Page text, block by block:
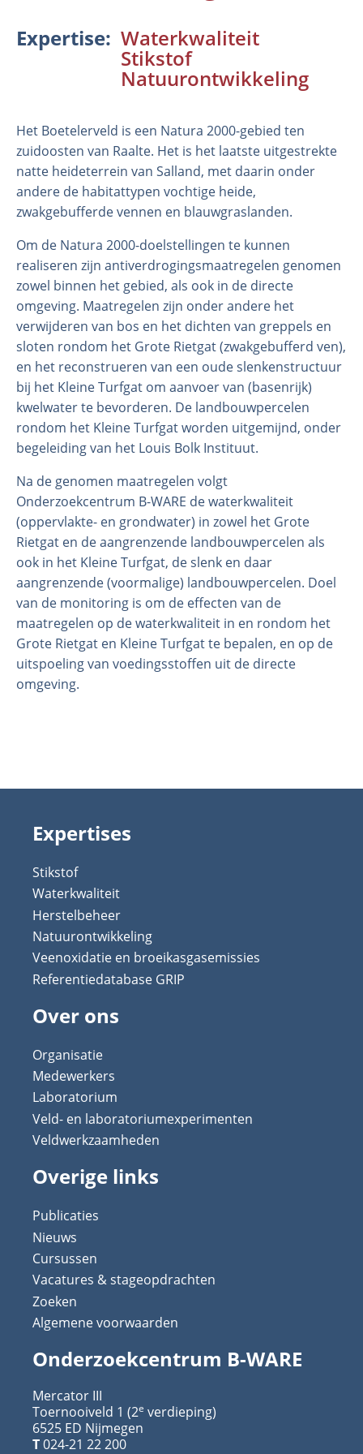
Organisatie
Medewerkers
Laboratorium
Veld- en laboratoriumexperimenten
Veldwerkzaamheden
Expertise Waterkwaliteit
Stikstof
Natuurontwikkeling
Het Boetelerveld is een Natura 2000-gebied ten
zuidoosten van Raalte. Het is het laatste uitgestrekte
natte heideterrein van Salland, met daarin onder
andere de habitattypen vochtige heide,
zwakgebufferde vennen en blauwgraslanden.
Om de Natura 2000-doelstellingen te kunnen
realiseren zijn antiverdrogingsmaatregelen genomen
zowel binnen het gebied, als ook in de directe
omgeving. Maatregelen zijn onder andere het
verwijderen van bos en het dichten van greppels en
sloten rondom het Grote Rietgat (zwakgebufferd ven),
en het reconstrueren van een oude slenkenstructuur
bij het Kleine Turfgat om aanvoer van (basenrijk)
kwelwater te bevorderen. De landbouwpercelen
rondom het Kleine Turfgat worden uitgemijnd, onder
begeleiding van het Louis Bolk Instituut.
Na de genomen maatregelen volgt
Onderzoekcentrum B-WARE de waterkwaliteit
(oppervlakte- en grondwater) in zowel het Grote
Rietgat en de aangrenzende landbouwpercelen als
ook in het Kleine Turfgat, de slenk en daar
aangrenzende (voormalige) landbouwpercelen. Doel
van de monitoring is om de effecten van de
maatregelen op de waterkwaliteit in en rondom het
Grote Rietgat en Kleine Turfgat te bepalen, en op de
uitspoeling van voedingsstoffen uit de directe
omgeving.
Expertises
Stikstof
Waterkwaliteit
Herstelbeheer
Natuurontwikkeling
Veenoxidatie en broeikasgasemissies
Referentiedatabase GRIP
Over ons
Organisatie
Medewerkers
Laboratorium
Veld- en laboratoriumexperimenten
Veldwerkzaamheden
Overige links
Publicaties
Nieuws
Cursussen
Vacatures & stageopdrachten
Zoeken
Algemene voorwaarden
Onderzoekcentrum B-WARE
Mercator III
Toernooiveld 1 (2e verdieping)
6525 ED Nijmegen
T024-21 22 200